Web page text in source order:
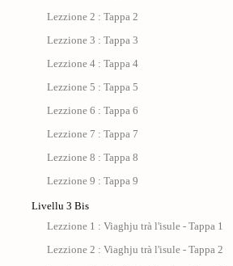
Lezzione 2 : Tappa 2
Lezzione 3 : Tappa 3
Lezzione 4 : Tappa 4
Lezzione 5 : Tappa 5
Lezzione 6 : Tappa 6
Lezzione 7 : Tappa 7
Lezzione 8 : Tappa 8
Lezzione 9 : Tappa 9
Livellu 3 Bis
Lezzione 1 : Viaghju trà l'isule - Tappa 1
Lezzione 2 : Viaghju trà l'isule - Tappa 2